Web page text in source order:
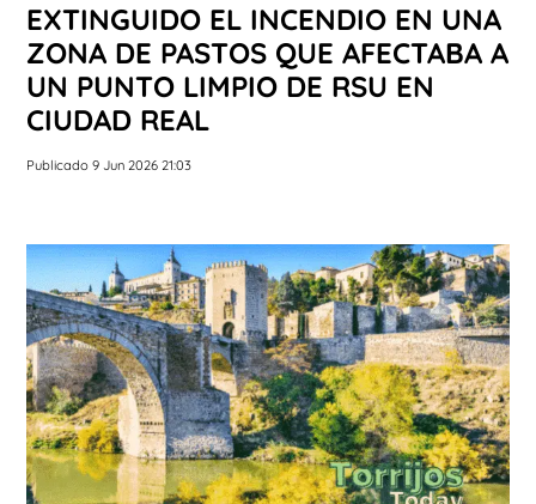
EXTINGUIDO EL INCENDIO EN UNA
ZONA DE PASTOS QUE AFECTABA A
UN PUNTO LIMPIO DE RSU EN
CIUDAD REAL
Publicado 9 Jun 2026 21:03